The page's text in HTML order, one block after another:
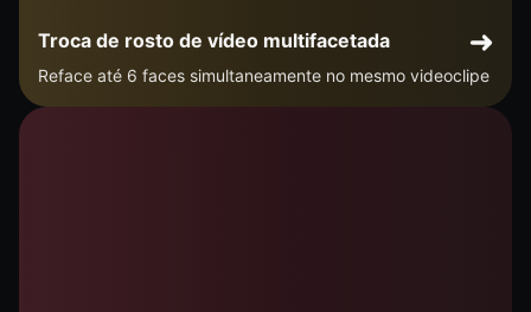
Troca de rosto de vídeo multifacetada
Reface até 6 faces simultaneamente no mesmo videoclipe